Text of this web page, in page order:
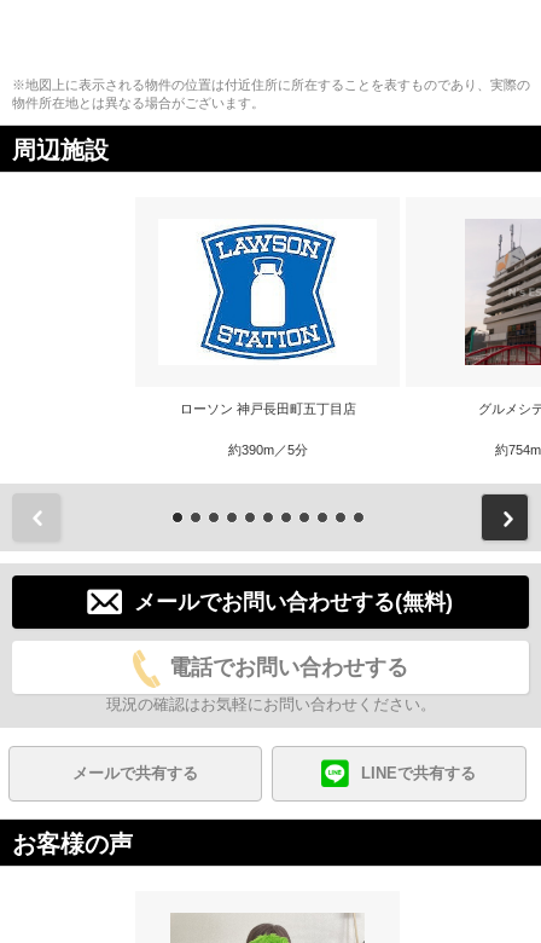
※地図上に表示される物件の位置は付近住所に所在することを表すものであり、実際の
物件所在地とは異なる場合がございます。
周辺施設
ローソン 神戸長田町五丁目店
約390m／5分
グルメシ
約
メールでお問い合わせする(無料)
電話でお問い合わせする
現況の確認はお気軽にお問い合わせください。
メールで共有する LINEで共有する
お客様の声